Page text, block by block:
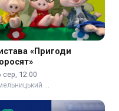
«Пригоди
сер, 12:00
…